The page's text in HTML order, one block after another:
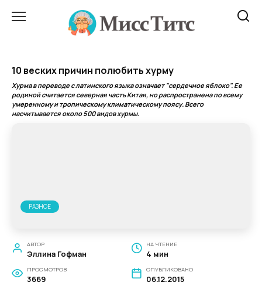
10 веских причин полюбить хурму
Хурма в переводе с латинского языка означает "сердечное яблоко". Ее
родиной считается северная часть Китая, но распространена по всему
умеренному и тропическому климатическому поясу. Всего
насчитывается около 500 видов хурмы.
РАЗНОЕ
АВТОР
Эллина Гофман
НА ЧТЕНИЕ
4 мин
ПРОСМОТРОВ
3669
ОПУБЛИКОВАНО
06.12.2015